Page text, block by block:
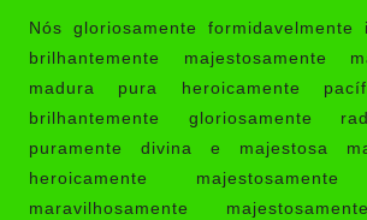
Nós gloriosamente formidavelmente
brilhantemente majestosamente
madura pura heroicamente
brilhantemente gloriosamente
puramente divina e majestosa
heroicamente majestosamente
maravilhosamente